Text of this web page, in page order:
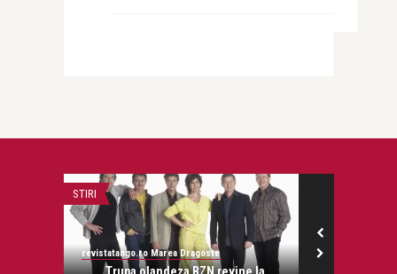
STIRI
revistatango.ro Marea Dragoste